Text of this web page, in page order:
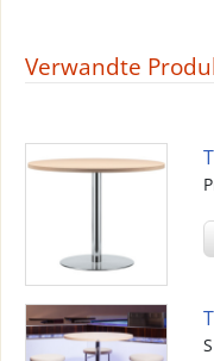
Verwandte